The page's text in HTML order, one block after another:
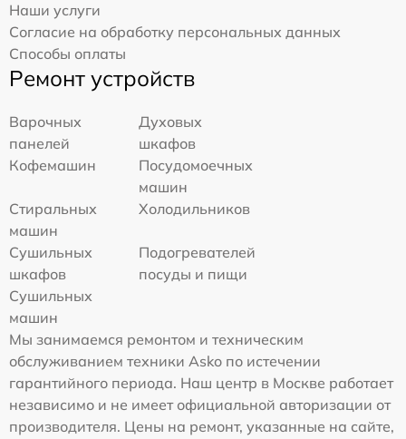
Наши услуги
Согласие на обработку персональных данных
Способы оплаты
Ремонт устройств
Варочных
панелей
Духовых
шкафов
Кофемашин
Посудомоечных
машин
Стиральных
машин
Холодильников
Сушильных
шкафов
Подогревателей
посуды и пищи
Сушильных
машин
Мы занимаемся ремонтом и техническим
обслуживанием техники Asko по истечении
гарантийного периода. Наш центр в Москве работает
независимо и не имеет официальной авторизации от
производителя. Цены на ремонт, указанные на сайте,